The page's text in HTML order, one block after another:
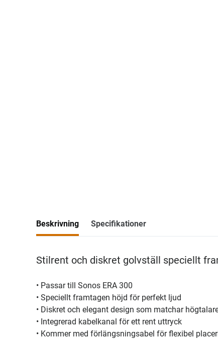
Beskrivning Specifikationer
Stilrent och diskret golvställ speciellt
• Passar till Sonos ERA 300
• Speciellt framtagen höjd för perfekt ljud
• Diskret och elegant design som matchar
• Integrerad kabelkanal för ett rent uttryck
• Kommer med förlängsningsabel för flexibel